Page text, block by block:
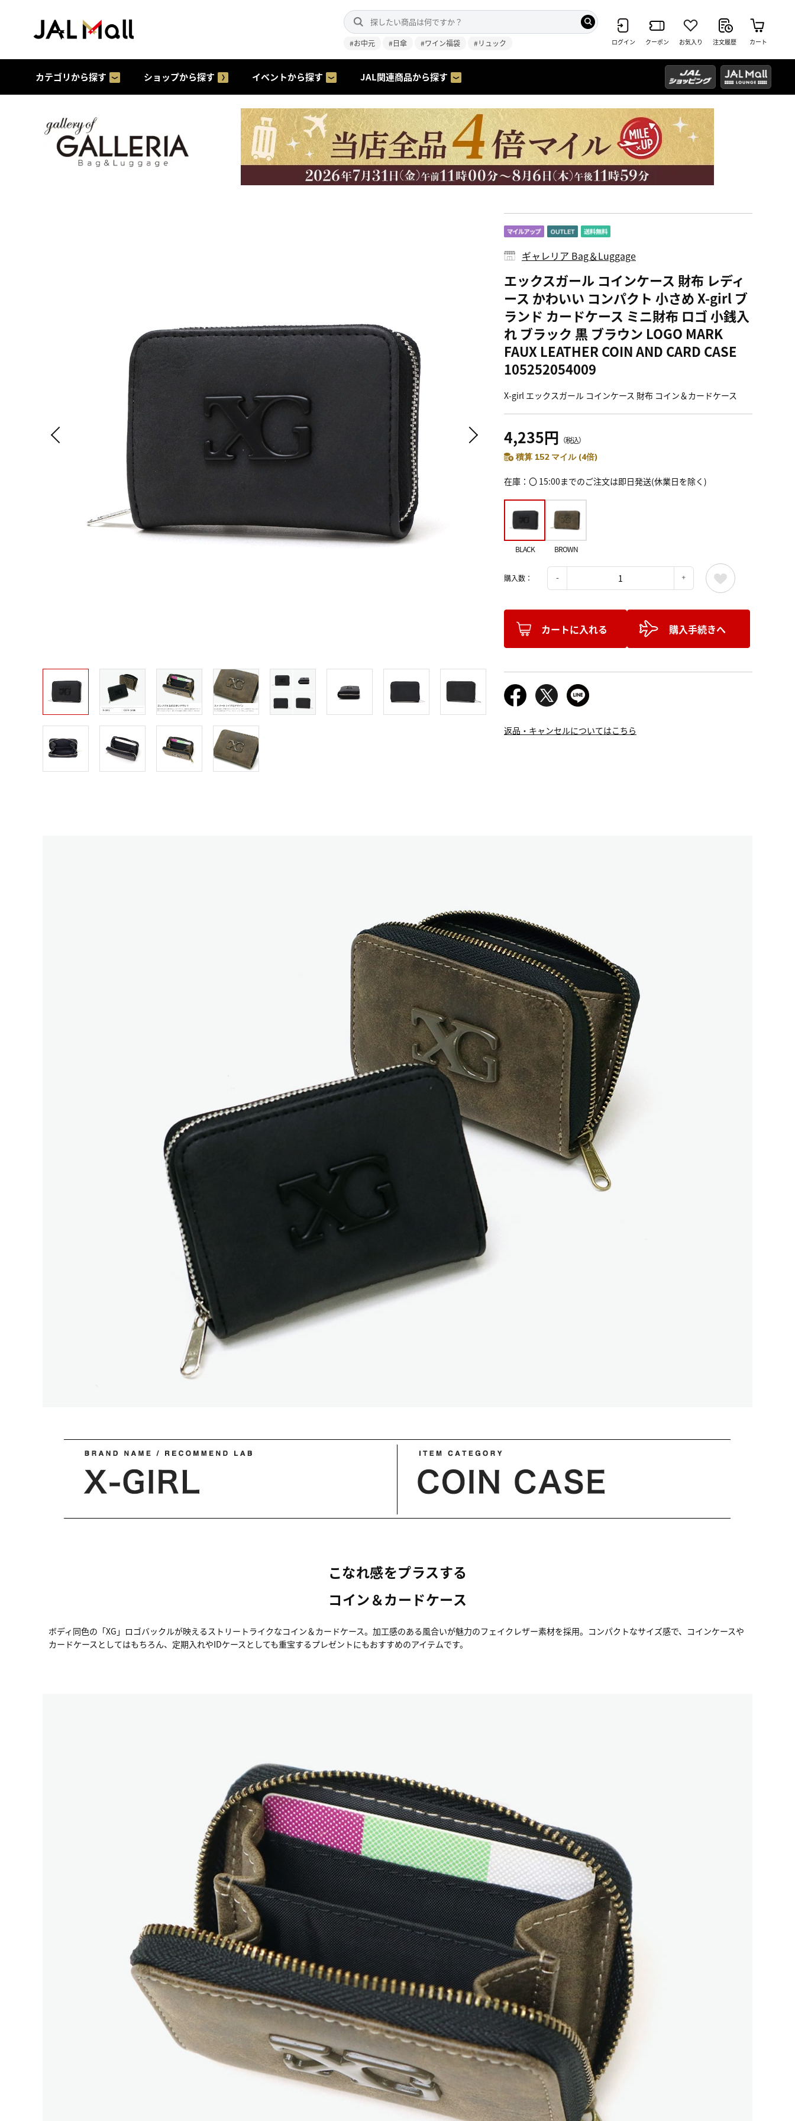
#お中元 #日傘 #ワイン福袋 #リュック ログイン クーポン お気入り 注文履歴 カート
カテゴリから探す ショップから探す イベントから探す JAL関連商品から探す
ギャレリア Bag＆Luggage
エックスガール コインケース 財布 レディ
ース かわいい コンパクト 小さめ X-girl ブ
ランド カードケース ミニ財布 ロゴ 小銭入
れ ブラック 黒 ブラウン LOGO MARK
FAUX LEATHER COIN AND CARD CASE
105252054009
X-girl エックスガール コインケース 財布 コイン＆カードケース
4,235円 （税込）
積算 152 マイル (4倍)
在庫 〇 15:00までのご注文は即日発送(休業日を除く)
BLACK BROWN
購入数：
カートに入れる 購入手続きへ
返品・キャンセルについてはこちら
こなれ感をプラスする
コイン＆カードケース
ボディ同色の「XG」ロゴバックルが映えるストリートライクなコイン＆カードケース。加工感のある風合いが魅力のフェイクレザー素材を採用。コンパクトなサイズ感で、コインケースや
カードケースとしてはもちろん、定期入れやIDケースとしても重宝するプレゼントにもおすすめのアイテムです。